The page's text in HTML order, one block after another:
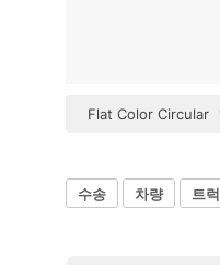
Flat Color Circular
수송 차량 트럭